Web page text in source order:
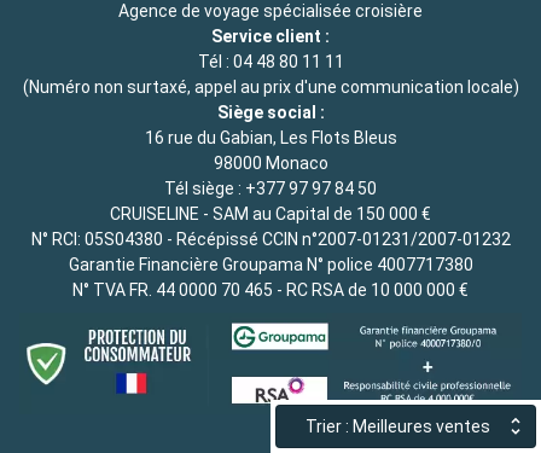
Trier : Meilleures ventes
Agence de voyage spécialisée croisière
Service client :
Tél : 04 48 80 11 11
(Numéro non surtaxé, appel au prix d'une communication locale)
Siège social :
16 rue du Gabian, Les Flots Bleus
98000 Monaco
Tél siège : +377 97 97 84 50
CRUISELINE - SAM au Capital de 150 000 €
N° RCI: 05S04380 - Récépissé CCIN n°2007-01231/2007-01232
Garantie Financière Groupama N° police 4007717380
N° TVA FR. 44 0000 70 465 - RC RSA de 10 000 000 €